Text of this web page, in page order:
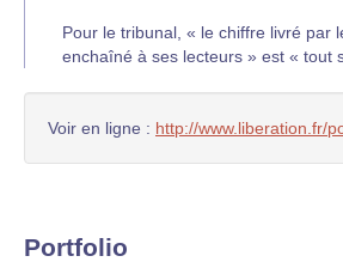
Pour le tribunal, « le chiffre livré par
enchaîné à ses lecteurs » est « tout
Voir en ligne : http://www.liberation.fr/
Portfolio